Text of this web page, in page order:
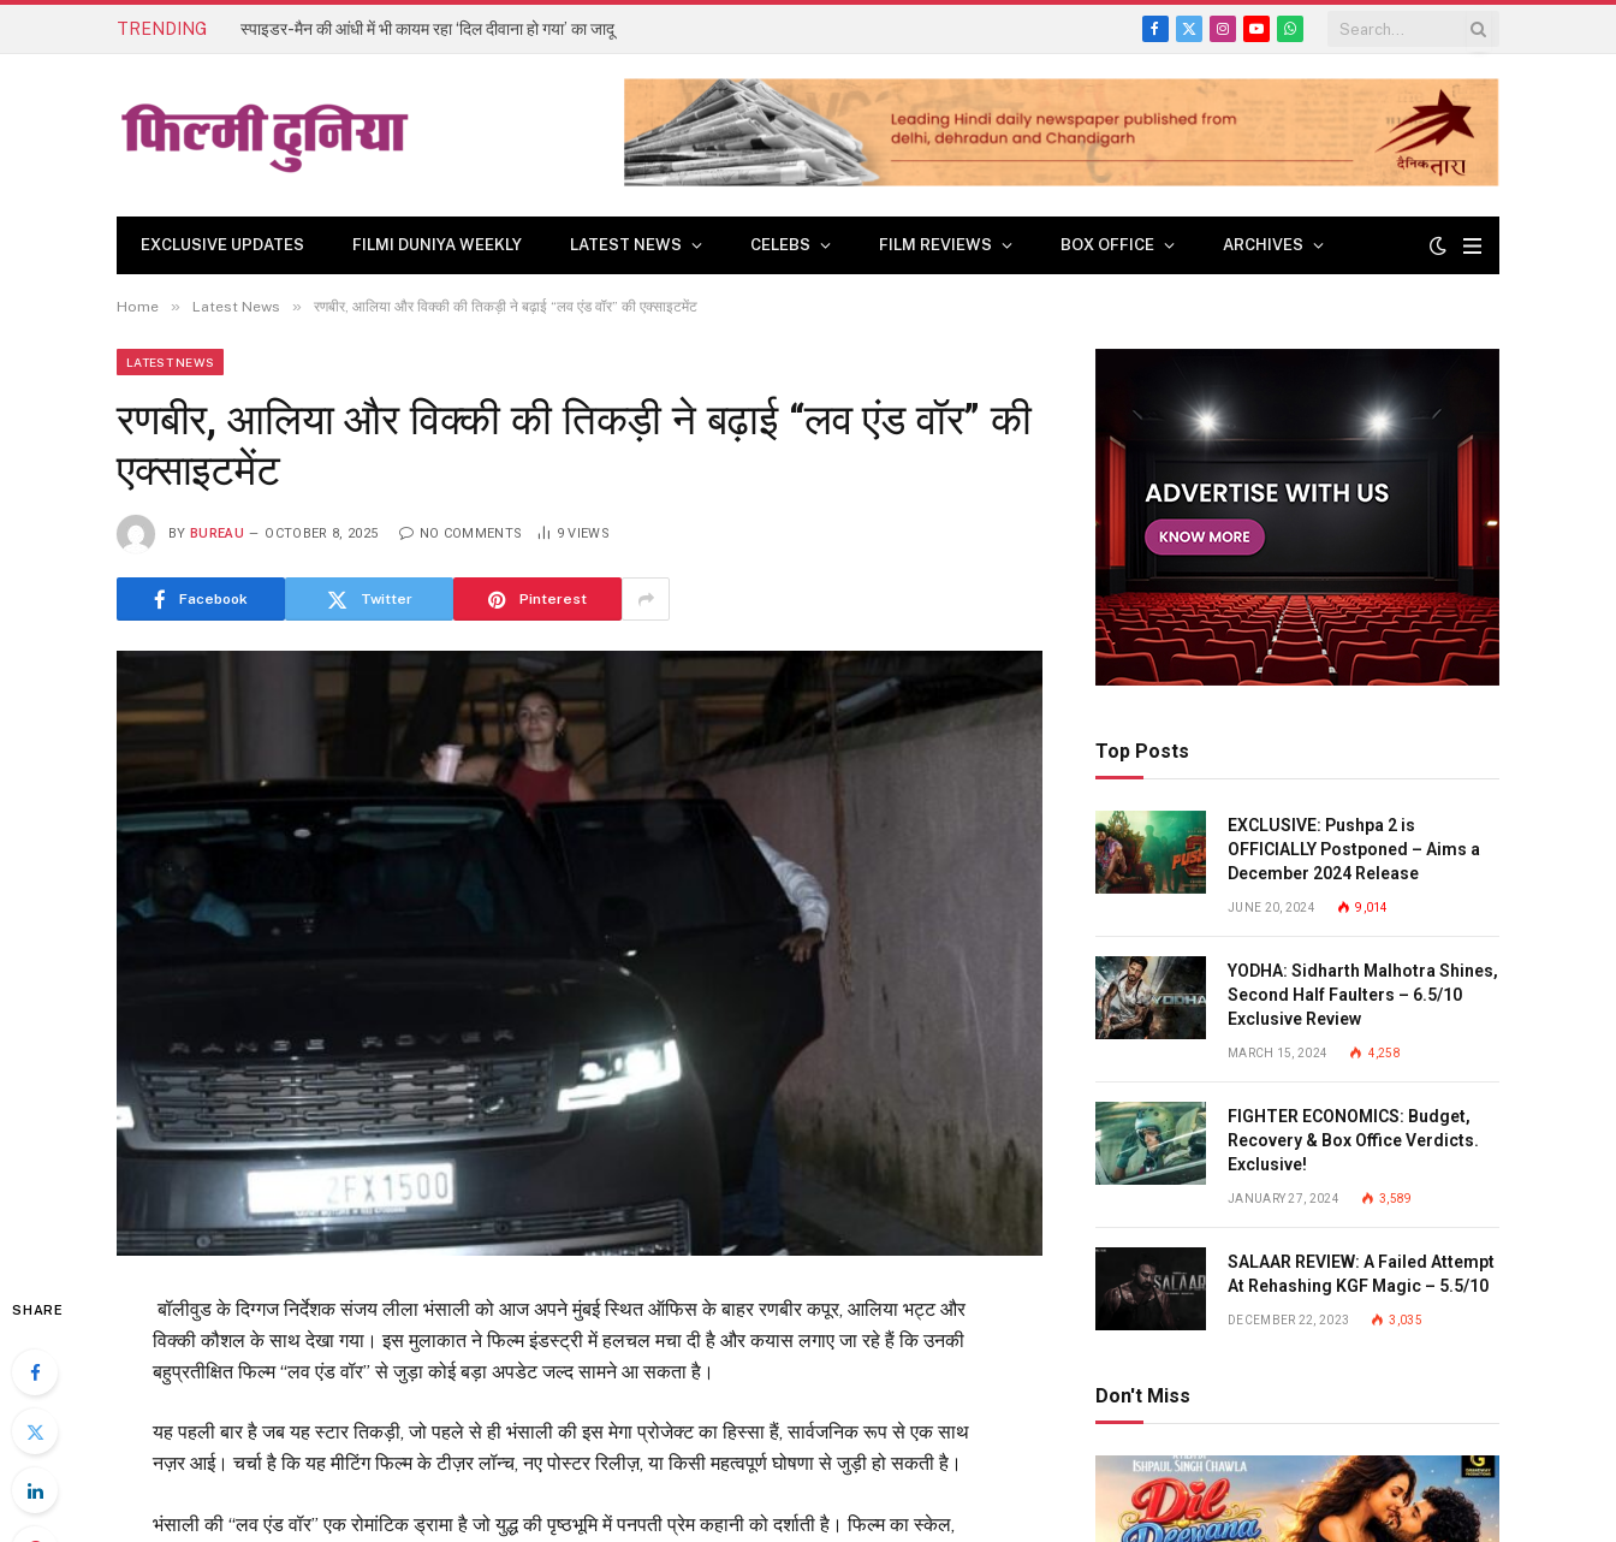
TRENDING स्पाइडर-मैन की आंधी में भी कायम रहा ‘दिल दीवाना हो गया’ का जादू
Facebook
X
Instagram
YouTubeWhatsApp
EXCLUSIVE UPDATES FILMI DUNIYA WEEKLY LATEST NEWS CELEBS FILM REVIEWS BOX OFFICE ARCHIVES
Home » Latest News » रणबीर, आलिया और विक्की की तिकड़ी ने बढ़ाई “लव एंड वॉर” की एक्साइटमेंट
LATEST NEWS
रणबीर, आलिया और विक्की की तिकड़ी ने बढ़ाई “लव एंड वॉर” की
एक्साइटमेंट
BY BUREAU OCTOBER 8, 2025 NO COMMENTS 9VIEWS
Facebook Twitter Pinterest
SHARE
बॉलीवुड के दिग्गज निर्देशक संजय लीला भंसाली को आज अपने मुंबई स्थित ऑफिस के बाहर रणबीर कपूर, आलिया भट्ट और
विक्की कौशल के साथ देखा गया। इस मुलाकात ने फिल्म इंडस्ट्री में हलचल मचा दी है और कयास लगाए जा रहे हैं कि उनकी
बहुप्रतीक्षित फिल्म “लव एंड वॉर” से जुड़ा कोई बड़ा अपडेट जल्द सामने आ सकता है।
यह पहली बार है जब यह स्टार तिकड़ी, जो पहले से ही भंसाली की इस मेगा प्रोजेक्ट का हिस्सा हैं, सार्वजनिक रूप से एक साथ
नज़र आई। चर्चा है कि यह मीटिंग फिल्म के टीज़र लॉन्च, नए पोस्टर रिलीज़, या किसी महत्वपूर्ण घोषणा से जुड़ी हो सकती है।
भंसाली की “लव एंड वॉर” एक रोमांटिक ड्रामा है जो युद्ध की पृष्ठभूमि में पनपती प्रेम कहानी को दर्शाती है। फिल्म का स्केल,
Top Posts
EXCLUSIVE: Pushpa 2 is
OFFICIALLY Postponed – Aims a
December 2024 Release
JUNE 20, 2024 9,014
YODHA: Sidharth Malhotra Shines,
Second Half Faulters – 6.5/10
Exclusive Review
MARCH 15, 2024 4,258
FIGHTER ECONOMICS: Budget,
Recovery & Box Office Verdicts.
Exclusive!
JANUARY 27, 2024 3,589
SALAAR REVIEW: A Failed Attempt
At Rehashing KGF Magic – 5.5/10
DECEMBER 22, 2023 3,035
Don't Miss